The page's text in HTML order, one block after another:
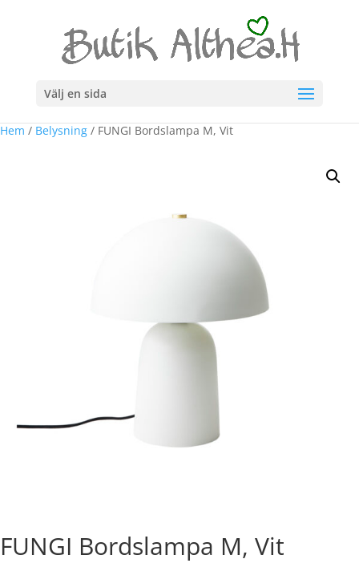
Välj en sida
Hem / Belysning / FUNGI Bordslampa M, Vit
FUNGI Bordslampa M, Vit